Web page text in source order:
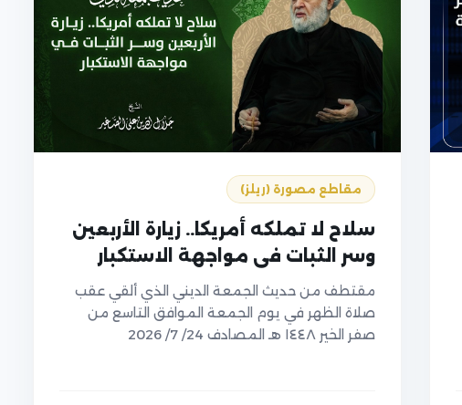
مقاطع مصورة (ريلز)
سلاح لا تملكه أمريكا.. زيارة الأربعين
وسر الثبات في مواجهة الاستكبار
مقتطف من حديث الجمعة الديني الذي ألقي عقب
صلاة الظهر في يوم الجمعة الموافق التاسع من
صفر الخير ١٤٤٨ هـ المصادف 24/ 7/ 2026